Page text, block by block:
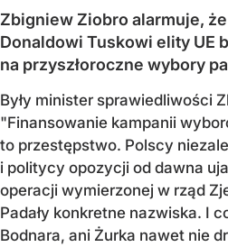
Zbigniew Ziobro alarmuje,
Donaldowi Tuskowi elity UE
na przyszłoroczne wybory
Były minister sprawiedliwości
"Finansowanie kampanii
to przestępstwo. Polscy
i politycy opozycji od dawna
operacji wymierzonej w rząd
Padały konkretne nazwiska. I
Bodnara, ani Żurka nawet nie